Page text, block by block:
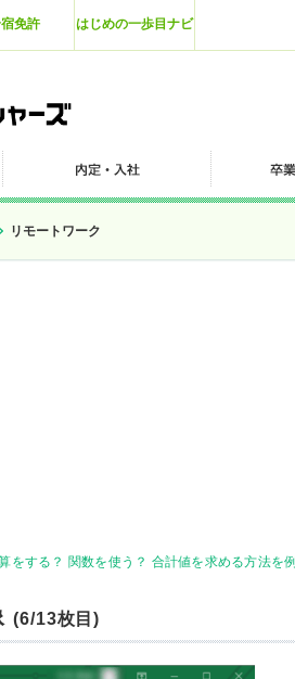
免許 はじめの一歩目ナビ
リモートワーク
をする？ 関数を使う？ 合計値を求める方法を
(6/13枚目)